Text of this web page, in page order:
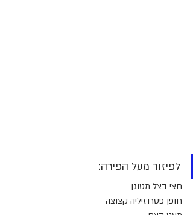
לפיזור מעל הפירה:
חצי בצל מטוגן
חופן פטרוזיליה קצוצה